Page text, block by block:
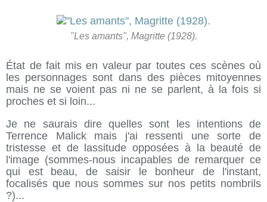
"Les amants", Magritte (1928).
État de fait mis en valeur par toutes ces scènes où
les personnages sont dans des pièces mitoyennes
mais ne se voient pas ni ne se parlent, à la fois si
proches et si loin...
Je ne saurais dire quelles sont les intentions de
Terrence Malick mais j'ai ressenti une sorte de
tristesse et de lassitude opposées à la beauté de
l'image (sommes-nous incapables de remarquer ce
qui est beau, de saisir le bonheur de l'instant,
focalisés que nous sommes sur nos petits nombrils
?)...